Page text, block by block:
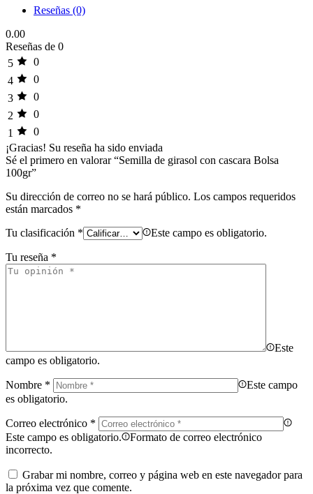
Reseñas (0)
0.00
Reseñas de 0
5
0
4
0
3
0
2
0
1
0
¡Gracias! Su reseña ha sido enviada
Sé el primero en valorar “Semilla de girasol con cascara Bolsa
100gr”
Su dirección de correo no se hará público. Los campos requeridos
están marcados *
Tu clasificación * Este campo es obligatorio.
Tu reseña *
Este
campo es obligatorio.
Nombre *
Este campo
es obligatorio.
Correo electrónico *
Este campo es obligatorio.
Formato de correo electrónico
incorrecto.
Grabar mi nombre, correo y página web en este navegador para
la próxima vez que comente.